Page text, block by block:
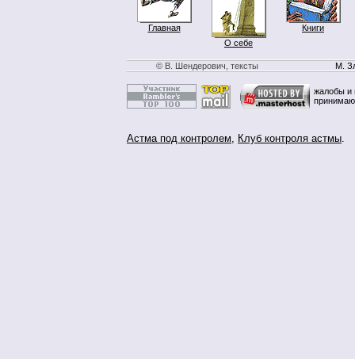
Главная
О себе
Книги
© В. Шендерович, тексты М.
жалобы и
Астма под контролем, Клуб контроля астмы.